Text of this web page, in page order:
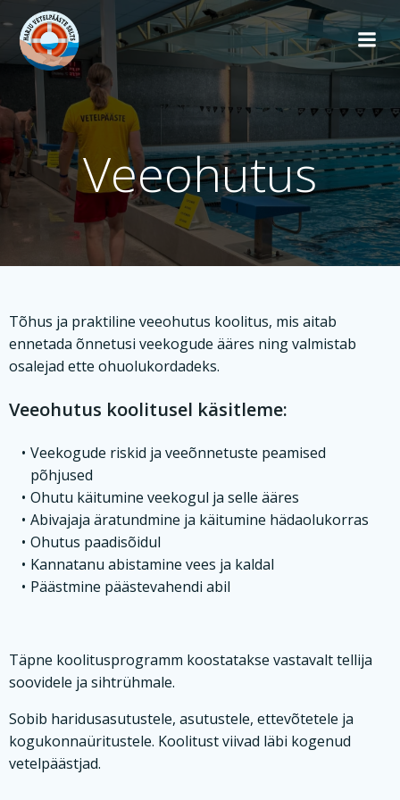
Skip
to
content
Veeohutus
Tõhus ja praktiline veeohutus koolitus, mis aitab
ennetada õnnetusi veekogude ääres ning valmistab
osalejad ette ohuolukordadeks.
Veeohutus koolitusel käsitleme:
Veekogude riskid ja veeõnnetuste peamised
põhjused
Ohutu käitumine veekogul ja selle ääres
Abivajaja äratundmine ja käitumine hädaolukorras
Ohutus paadisõidul
Kannatanu abistamine vees ja kaldal
Päästmine päästevahendi abil
Täpne koolitusprogramm koostatakse vastavalt tellija
soovidele ja sihtrühmale.
Sobib haridusasutustele, asutustele, ettevõtetele ja
kogukonnaüritustele. Koolitust viivad läbi kogenud
vetelpäästjad.